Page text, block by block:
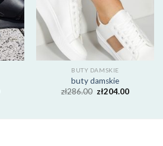
BUTY DAMSKIE
buty damskie
zł286.00 zł204.00